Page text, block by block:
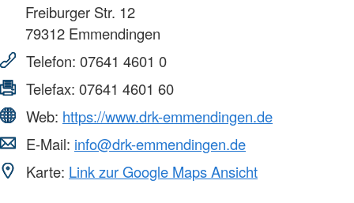
Freiburger Str. 12
79312 Emmendingen
Telefon: 07641 4601 0
Telefax: 07641 4601 60
Web: https://www.drk-emmendingen.de
E-Mail: info@drk-emmendingen.de
Karte: Link zur Google Maps Ansicht